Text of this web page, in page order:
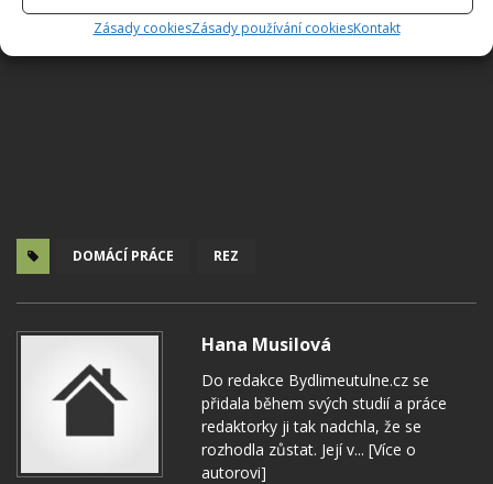
Zásady cookiesZásady používání cookiesKontakt
DOMÁCÍ PRÁCE REZ
Hana Musilová
Do redakce Bydlimeutulne.cz se
přidala během svých studií a práce
redaktorky ji tak nadchla, že se
rozhodla zůstat. Její v... [Více o
autorovi]